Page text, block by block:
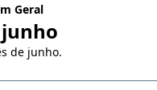
Geral
de junho.